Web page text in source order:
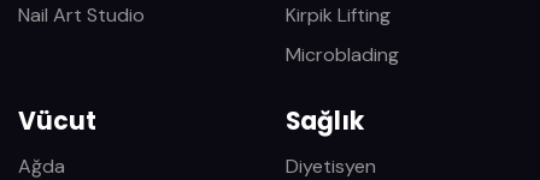
Nail Art Studio
Kirpik Lifting
Microblading
Vücut
Ağda
Sağlık
Diyetisyen